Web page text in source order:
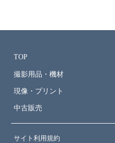
TOP
撮影用品・機材
現像・プリント
中古販売
サイト利用規約